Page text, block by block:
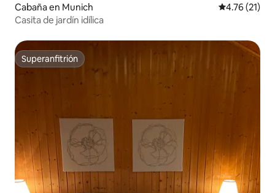
Cabaña en Munich Calificación
4.76 (21)
Casita de jardín idílica
Superanfitrión
Superanfitrión